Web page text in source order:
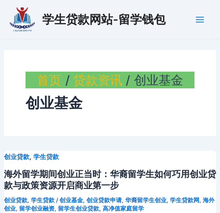
学生贷款网站-留学钱包
首页 贷款资讯 创业基金
创业基金
创业贷款, 学生贷款
海外留学期间创业正当时：华裔留学生如何巧用创业贷
款与政策资源开启商业第一步
创业贷款, 学生贷款/创业基金, 创业贷款申请, 华裔留学生创业, 学生贷款网 , 海外
创业, 留学创业融资, 留学生创业贷款, 高净值家庭留学